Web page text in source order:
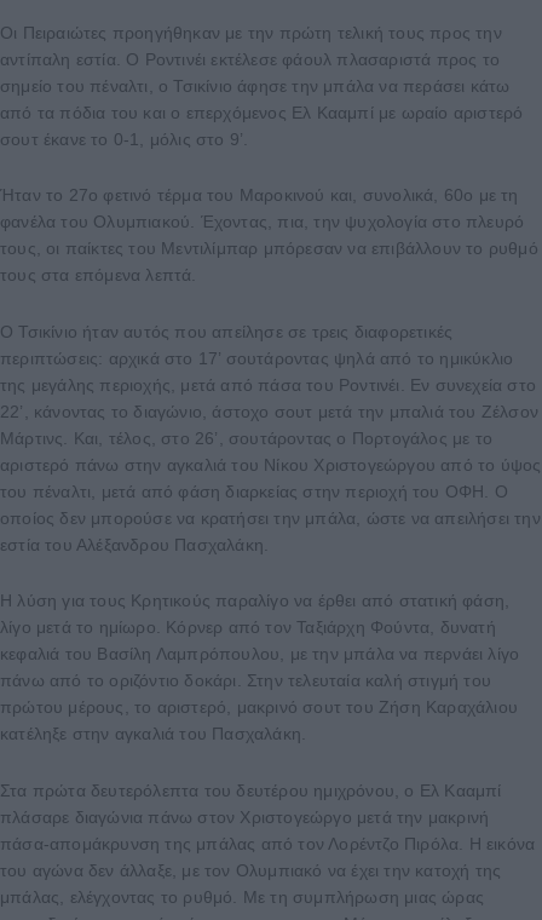
Οι Πειραιώτες προηγήθηκαν με την πρώτη τελική τους προς την
αντίπαλη εστία. Ο Ροντινέι εκτέλεσε φάουλ πλασαριστά προς το
σημείο του πέναλτι, ο Τσικίνιο άφησε την μπάλα να περάσει κάτω
από τα πόδια του και ο επερχόμενος Ελ Κααμπί με ωραίο αριστερό
σουτ έκανε το 0-1, μόλις στο 9’.
Ήταν το 27ο φετινό τέρμα του Μαροκινού και, συνολικά, 60ο με τη
φανέλα του Ολυμπιακού. Έχοντας, πια, την ψυχολογία στο πλευρό
τους, οι παίκτες του Μεντιλίμπαρ μπόρεσαν να επιβάλλουν το ρυθμό
τους στα επόμενα λεπτά.
Ο Τσικίνιο ήταν αυτός που απείλησε σε τρεις διαφορετικές
περιπτώσεις: αρχικά στο 17’ σουτάροντας ψηλά από το ημικύκλιο
της μεγάλης περιοχής, μετά από πάσα του Ροντινέι. Εν συνεχεία στο
22’, κάνοντας το διαγώνιο, άστοχο σουτ μετά την μπαλιά του Ζέλσον
Μάρτινς. Και, τέλος, στο 26’, σουτάροντας ο Πορτογάλος με το
αριστερό πάνω στην αγκαλιά του Νίκου Χριστογεώργου από το ύψος
του πέναλτι, μετά από φάση διαρκείας στην περιοχή του ΟΦΗ. Ο
οποίος δεν μπορούσε να κρατήσει την μπάλα, ώστε να απειλήσει την
εστία του Αλέξανδρου Πασχαλάκη.
Η λύση για τους Κρητικούς παραλίγο να έρθει από στατική φάση,
λίγο μετά το ημίωρο. Κόρνερ από τον Ταξιάρχη Φούντα, δυνατή
κεφαλιά του Βασίλη Λαμπρόπουλου, με την μπάλα να περνάει λίγο
πάνω από το οριζόντιο δοκάρι. Στην τελευταία καλή στιγμή του
πρώτου μέρους, το αριστερό, μακρινό σουτ του Ζήση Καραχάλιου
κατέληξε στην αγκαλιά του Πασχαλάκη.
Στα πρώτα δευτερόλεπτα του δευτέρου ημιχρόνου, ο Ελ Κααμπί
πλάσαρε διαγώνια πάνω στον Χριστογεώργο μετά την μακρινή
πάσα-απομάκρυνση της μπάλας από τον Λορέντζο Πιρόλα. Η εικόνα
του αγώνα δεν άλλαξε, με τον Ολυμπιακό να έχει την κατοχή της
μπάλας, ελέγχοντας το ρυθμό. Με τη συμπλήρωση μιας ώρας